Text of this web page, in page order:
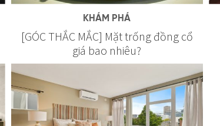
KHÁM PHÁ
[GÓC THẮC MẮC] Mặt trống đồng cổ
giá bao nhiêu?